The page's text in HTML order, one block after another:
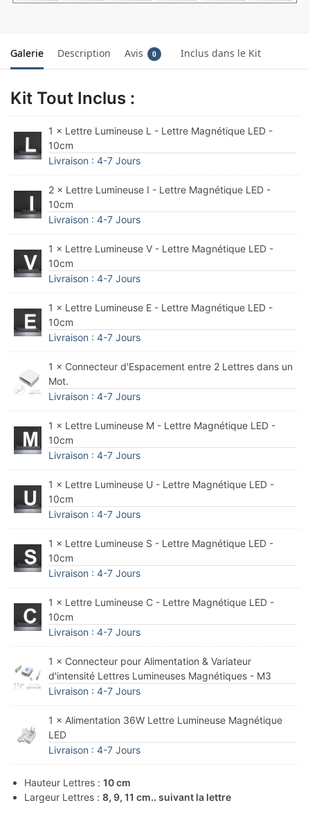
Galerie Description Avis 0 Inclus dans le Kit
Kit Tout Inclus :
1 × Lettre Lumineuse L - Lettre Magnétique LED -
10cm
Livraison : 4-7 Jours
2 × Lettre Lumineuse I - Lettre Magnétique LED -
10cm
Livraison : 4-7 Jours
1 × Lettre Lumineuse V - Lettre Magnétique LED -
10cm
Livraison : 4-7 Jours
1 × Lettre Lumineuse E - Lettre Magnétique LED -
10cm
Livraison : 4-7 Jours
1 × Connecteur d'Espacement entre 2 Lettres dans un
Mot.
Livraison : 4-7 Jours
1 × Lettre Lumineuse M - Lettre Magnétique LED -
10cm
Livraison : 4-7 Jours
1 × Lettre Lumineuse U - Lettre Magnétique LED -
10cm
Livraison : 4-7 Jours
1 × Lettre Lumineuse S - Lettre Magnétique LED -
10cm
Livraison : 4-7 Jours
1 × Lettre Lumineuse C - Lettre Magnétique LED -
10cm
Livraison : 4-7 Jours
1 × Connecteur pour Alimentation & Variateur
d'intensité Lettres Lumineuses Magnétiques - M3
Livraison : 4-7 Jours
1 × Alimentation 36W Lettre Lumineuse Magnétique
LED
Livraison : 4-7 Jours
Hauteur Lettres : 10 cm
Largeur Lettres : 8, 9, 11 cm.. suivant la lettre